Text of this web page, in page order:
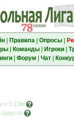
| Правила| Опросы|
| Команды| Игроки|
| Форум Чат|
= 0.13м
августе